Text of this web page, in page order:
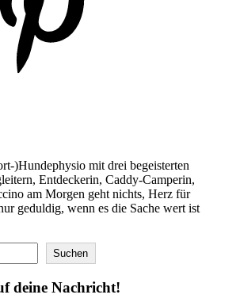
)Hundephysio mit drei begeisterten
Entdeckerin, Caddy-Camperin,
am Morgen geht nichts, Herz für
geduldig, wenn es die Sache wert ist
Suchen
deine Nachricht!